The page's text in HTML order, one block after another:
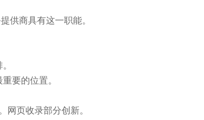
供商具有这一职能。
要的位置。
页收录部分创新。